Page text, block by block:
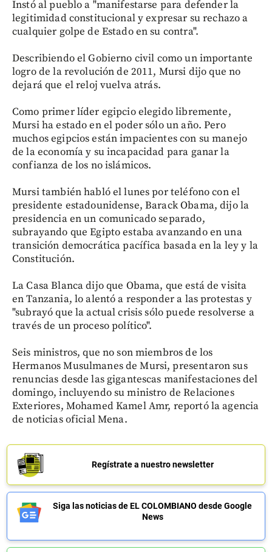
Instó al pueblo a "manifestarse para defender la
legitimidad constitucional y expresar su rechazo a
cualquier golpe de Estado en su contra".
Describiendo el Gobierno civil como un importante
logro de la revolución de 2011, Mursi dijo que no
dejará que el reloj vuelva atrás.
Como primer líder egipcio elegido libremente,
Mursi ha estado en el poder sólo un año. Pero
muchos egipcios están impacientes con su manejo
de la economía y su incapacidad para ganar la
confianza de los no islámicos.
Mursi también habló el lunes por teléfono con el
presidente estadounidense, Barack Obama, dijo la
presidencia en un comunicado separado,
subrayando que Egipto estaba avanzando en una
transición democrática pacífica basada en la ley y la
Constitución.
La Casa Blanca dijo que Obama, que está de visita
en Tanzania, lo alentó a responder a las protestas y
"subrayó que la actual crisis sólo puede resolverse a
través de un proceso político".
Seis ministros, que no son miembros de los
Hermanos Musulmanes de Mursi, presentaron sus
renuncias desde las gigantescas manifestaciones del
domingo, incluyendo su ministro de Relaciones
Exteriores, Mohamed Kamel Amr, reportó la agencia
de noticias oficial Mena.
Regístrate a nuestro newsletter
Siga las noticias de EL COLOMBIANO desde Google
News